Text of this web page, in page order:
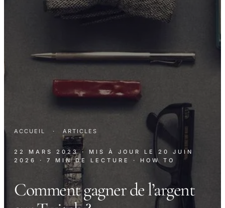
ACCUEIL · ARTICLES
22 MARS 2023 · MIS À JOUR LE 20 JUIN
2026
· 7 MIN DE LECTURE · HOW TO
Comment gagner de l’argent